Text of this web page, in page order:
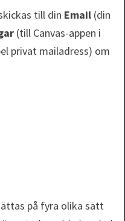
till din Email (din
(till Canvas-appen i
privat mailadress) om
på fyra olika sätt